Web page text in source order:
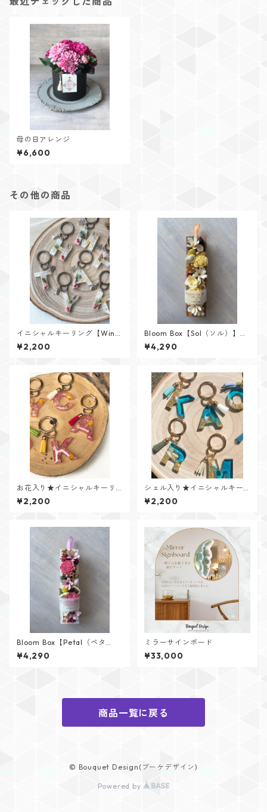
母の日アレンジ
¥6,600
その他の商品
イニシャルキーリング【Wint
er Memoryシリーズ】
¥2,200
Bloom Box【Sol（ソル）】メ
ッセージカード付けられます✨
¥4,290
お花入り★イニシャルキーリ
ング【Flower Jewelシリー
ズ】
¥2,200
シェル入り★イニシャルキー
リング【Cristal Oceanシリー
ズ】
¥2,200
Bloom Box【Petal（ペタ
ル）】メッセージカード付け
られます✨
¥4,290
ミラーサインボード
¥33,000
商品一覧に戻る
© Bouquet Design(ブーケデザイン)
Powered by